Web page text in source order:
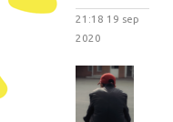
21:18 19 sep
2020